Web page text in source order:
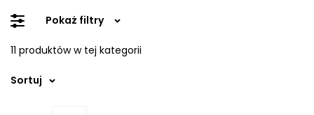
Pokaż filtry
11 produktów w tej kategorii
Sortuj